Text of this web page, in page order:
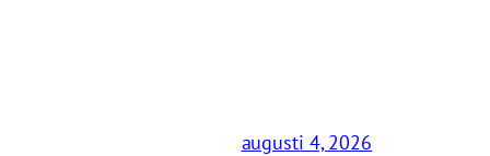
augusti 4, 2026